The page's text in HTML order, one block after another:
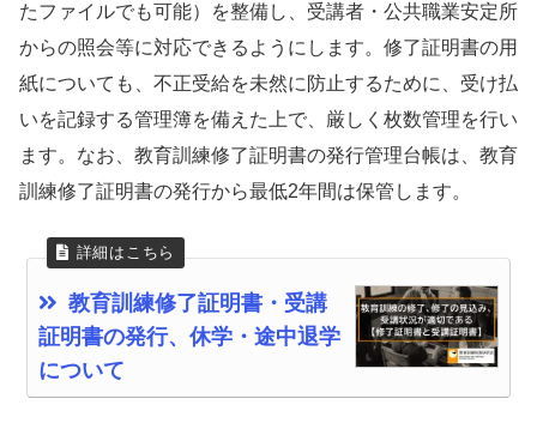
たファイルでも可能）を整備し、受講者・公共職業安定所
からの照会等に対応できるようにします。修了証明書の用
紙についても、不正受給を未然に防止するために、受け払
いを記録する管理簿を備えた上で、厳しく枚数管理を行い
ます。なお、教育訓練修了証明書の発行管理台帳は、教育
訓練修了証明書の発行から最低2年間は保管します。
教育訓練修了証明書・受講
証明書の発行、休学・途中退学
について